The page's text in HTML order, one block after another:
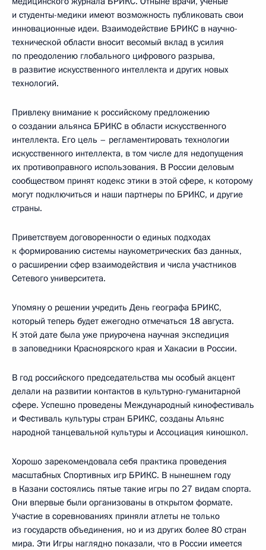
и студенты-медики имеют возможность публиковать свои
инновационные идеи. Взаимодействие БРИКС в научно-
технической области вносит весомый вклад в усилия
по преодолению глобального цифрового разрыва,
в развитие искусственного интеллекта и других новых
технологий.
Привлеку внимание к российскому предложению
о создании альянса БРИКС в области искусственного
интеллекта. Его цель – регламентировать технологии
искусственного интеллекта, в том числе для недопущения
их противоправного использования. В России деловым
сообществом принят кодекс этики в этой сфере, к которому
могут подключиться и наши партнеры по БРИКС, и другие
страны.
Приветствуем договоренности о единых подходах
к формированию системы наукометрических баз данных,
о расширении сфер взаимодействия и числа участников
Сетевого университета.
Упомяну о решении учредить День географа БРИКС,
который теперь будет ежегодно отмечаться 18 августа.
К этой дате была уже приурочена научная экспедиция
в заповедники Красноярского края и Хакасии в России.
В год российского председательства мы особый акцент
делали на развитии контактов в культурно-гуманитарной
сфере. Успешно проведены Международный кинофестиваль
и Фестиваль культуры стран БРИКС, созданы Альянс
народной танцевальной культуры и Ассоциация киношкол.
Хорошо зарекомендовала себя практика проведения
масштабных Спортивных игр БРИКС. В нынешнем году
в Казани состоялись пятые такие игры по 27 видам спорта.
Они впервые были организованы в открытом формате.
Участие в соревнованиях приняли атлеты не только
из государств объединения, но и из других более 80 стран
мира. Эти Игры наглядно показали, что в России имеется